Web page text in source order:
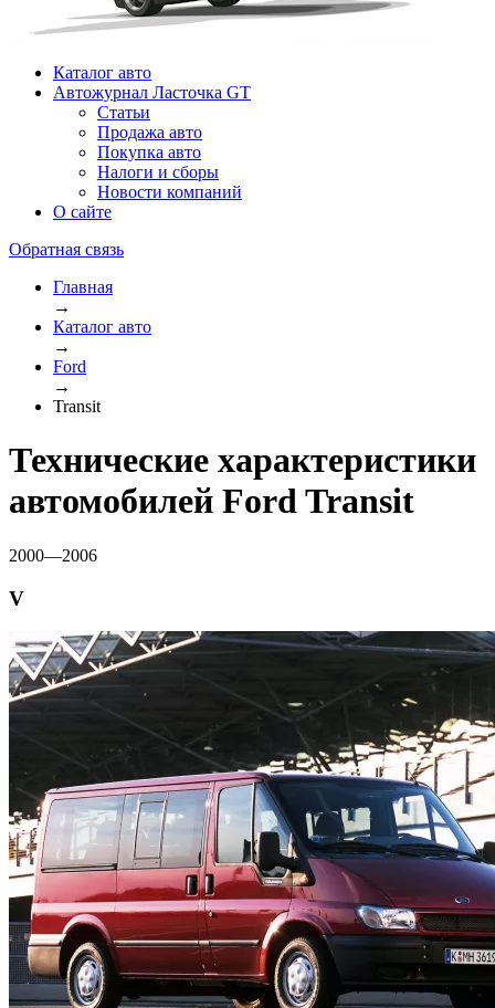
Каталог авто
Автожурнал Ласточка GT
Статьи
Продажа авто
Покупка авто
Налоги и сборы
Новости компаний
О сайте
Обратная связь
Главная
→
Каталог авто
→
Ford
→
Transit
Технические характеристики
автомобилей Ford Transit
2000—2006
V